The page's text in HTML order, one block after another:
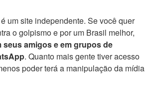
é um site independente. Se você quer
o golpismo e por um Brasil melhor,
amigos e em grupos de
. Quanto mais gente tiver acesso
poder terá a manipulação da mídia